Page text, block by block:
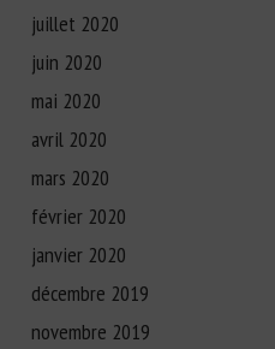
juillet 2020
juin 2020
mai 2020
avril 2020
mars 2020
février 2020
janvier 2020
décembre 2019
novembre 2019